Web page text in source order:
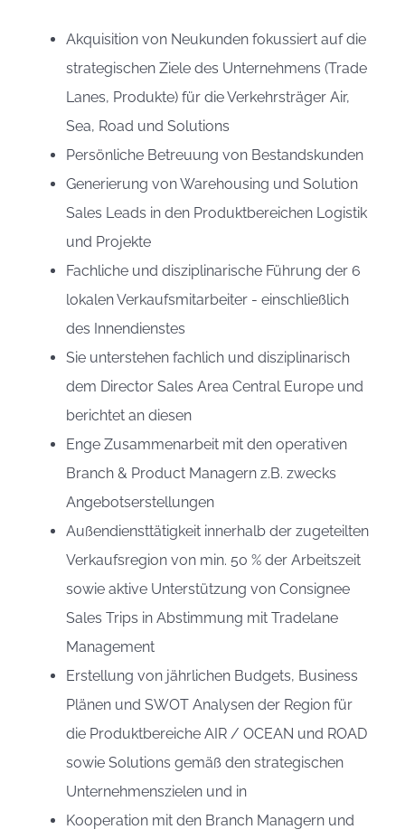
Akquisition von Neukunden fokussiert auf die
strategischen Ziele des Unternehmens (Trade
Lanes, Produkte) für die Verkehrsträger Air,
Sea, Road und Solutions
Persönliche Betreuung von Bestandskunden
Generierung von Warehousing und Solution
Sales Leads in den Produktbereichen Logistik
und Projekte
Fachliche und disziplinarische Führung der 6
lokalen Verkaufsmitarbeiter - einschließlich
des Innendienstes
Sie unterstehen fachlich und disziplinarisch
dem Director Sales Area Central Europe und
berichtet an diesen
Enge Zusammenarbeit mit den operativen
Branch & Product Managern z.B. zwecks
Angebotserstellungen
Außendiensttätigkeit innerhalb der zugeteilten
Verkaufsregion von min. 50 % der Arbeitszeit
sowie aktive Unterstützung von Consignee
Sales Trips in Abstimmung mit Tradelane
Management
Erstellung von jährlichen Budgets, Business
Plänen und SWOT Analysen der Region für
die Produktbereiche AIR / OCEAN und ROAD
sowie Solutions gemäß den strategischen
Unternehmenszielen und in
Kooperation mit den Branch Managern und